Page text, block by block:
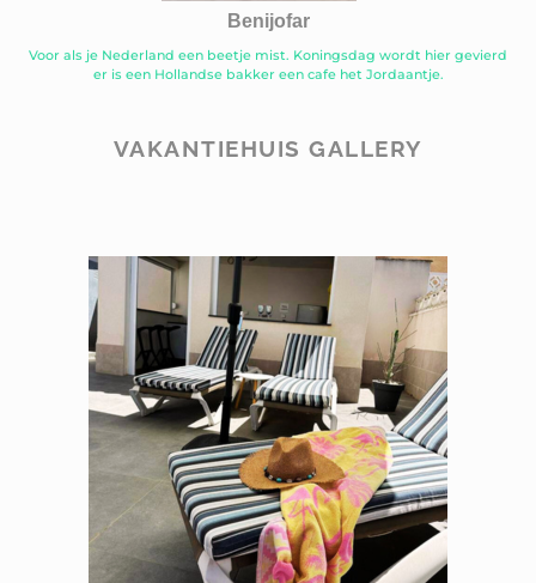
Benijofar
Voor als je Nederland een beetje mist. Koningsdag wordt hier gevierd
er is een Hollandse bakker een cafe het Jordaantje.
VAKANTIEHUIS GALLERY